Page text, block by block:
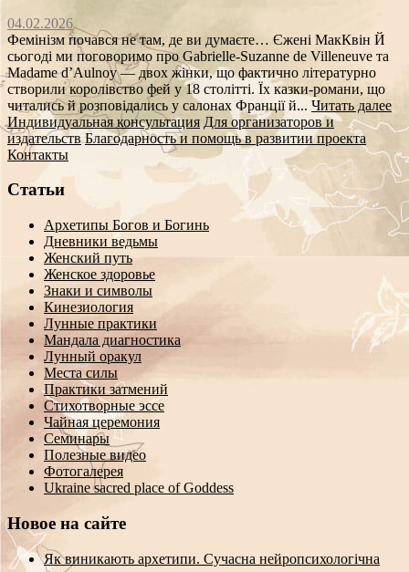
04.02.2026
Фемінізм почався не там, де ви думаєте… Єжені МакКвін Й
сьогоді ми поговоримо про Gabrielle-Suzanne de Villeneuve та
Madame d’Aulnoy — двох жінки, що фактично літературно
створили королівство фей у 18 столітті. Їх казки-романи, що
читались й розповідались у салонах Франції й... Читать далее
Индивидуальная консультация Для организаторов и
издательств Благодарность и помощь в развитии проекта
Контакты
Статьи
Архетипы Богов и Богинь
Дневники ведьмы
Женский путь
Женское здоровье
Знаки и символы
Кинезиология
Лунные практики
Мандала диагностика
Лунный оракул
Места силы
Практики затмений
Стихотворные эссе
Чайная церемония
Семинары
Полезные видео
Фотогалерея
Ukraine sacred place of Goddess
Новое на сайте
Як виникають архетипи. Сучасна нейропсихологічна